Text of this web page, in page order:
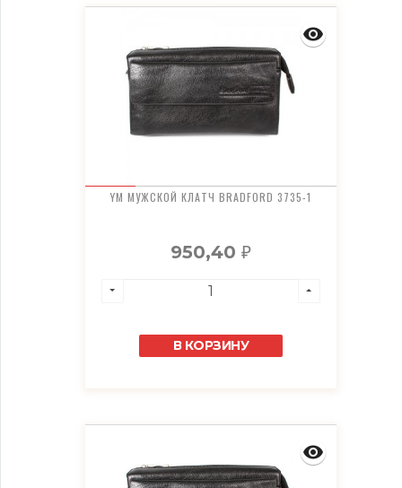
YM МУЖСКОЙ КЛАТЧ BRADFORD 3735-1
950,40 ₽
В КОРЗИНУ